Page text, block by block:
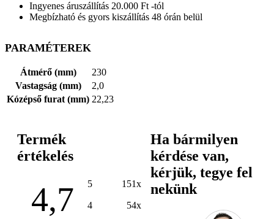
Ingyenes áruszállítás 20.000 Ft -tól
Megbízható és gyors kiszállítás 48 órán belül
PARAMÉTEREK
Átmérő (mm)
230
Vastagság (mm)
2,0
Kózépső furat (mm) 22,23
Termék
értékelés
4,7 5 151x
4 54x
Ha bármilyen
kérdése van,
kérjük, tegye fel
nekünk